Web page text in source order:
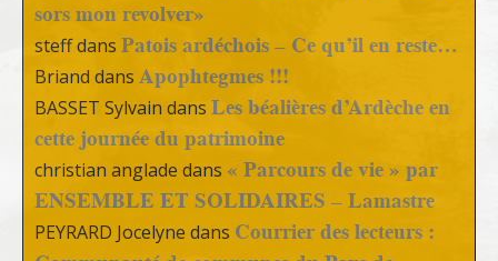
sors mon revolver»
steffdans Patois ardéchois – Ce qu’il en reste…
Briand dans Apophtegmes !!!
BASSET Sylvain dans Les béalières d’Ardèche en
cette journée du patrimoine
christian anglade dans « Parcours de vie » par
ENSEMBLE ET SOLIDAIRES – Lamastre
PEYRARD Jocelyne dans Courrier des lecteurs :